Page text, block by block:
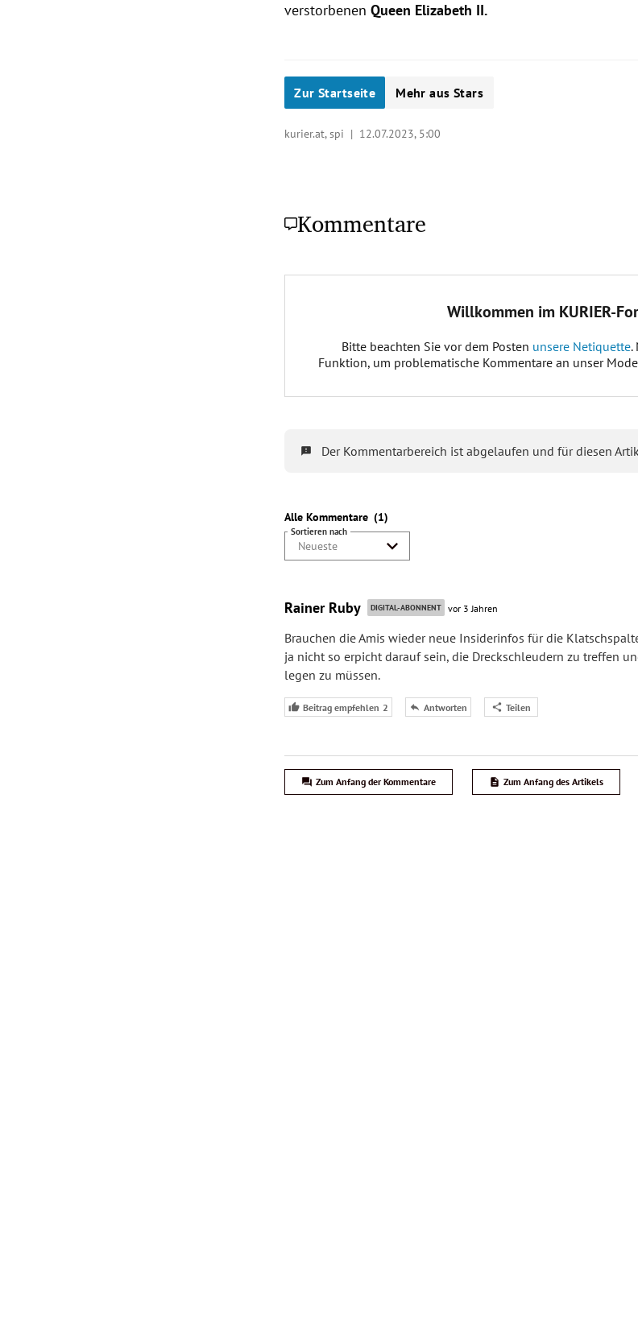
verstorbenenQueen Elizabeth II.
Zur Startseite Mehr aus Stars
kurier.at, spi | 12.07.2023, 5:00
Kommentare